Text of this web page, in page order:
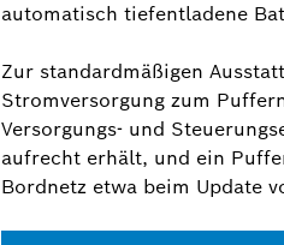
automatisch tiefentladene
Zur standardmäßigen
Stromversorgung zum
Versorgungs- und
aufrecht erhält, und ein
Bordnetz etwa beim Update